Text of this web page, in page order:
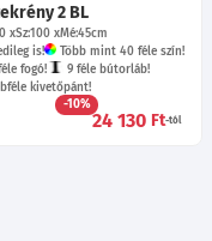
2 BL
Sz:100 Mé:45cm
is!
Több mint 40 féle szín!
fogó!
9 féle bútorláb!
kivetőpánt!
-10%
24 130 Ft-tól